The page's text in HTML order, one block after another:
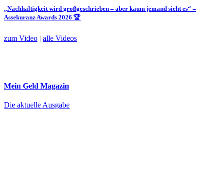
„Nachhaltigkeit wird großgeschrieben – aber kaum jemand sieht es“ –
Assekuranz Awards 2026 🏆
zum Video alle Videos
Mein Geld Magazin
Die aktuelle Ausgabe